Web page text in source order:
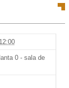
12:00
0 - sala de